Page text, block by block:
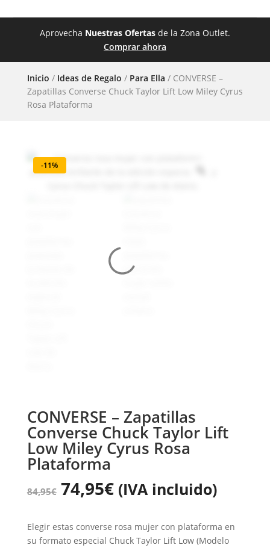
Aprovecha Nuestras Ofertasde la Zona Outlet.
Comprar ahora
Inicio / Ideas de Regalo / Para Ella / CONVERSE –
Zapatillas Converse Chuck Taylor Lift Low Miley Cyrus
Rosa Plataforma
-11%
CONVERSE – Zapatillas
Converse Chuck Taylor Lift
Low Miley Cyrus Rosa
Plataforma
84,95€ 74,95€ (IVA incluido)
Elegir estas converse rosa mujer con plataforma en
su formato especial Chuck Taylor Lift Low (Modelo